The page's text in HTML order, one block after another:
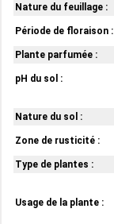
Nature du feuillage :
Période de floraison :
Plante parfumée :
pH du sol :
Nature du sol :
Zone de rusticité :
Type de plantes :
Usage de la plante :